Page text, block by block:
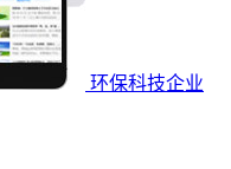
环保科技企业